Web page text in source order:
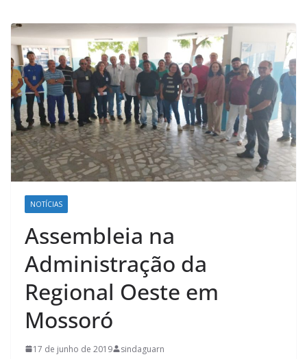
NOTÍCIAS
Assembleia na
Administração da
Regional Oeste em
Mossoró
17 de junho de 2019 sindaguarn